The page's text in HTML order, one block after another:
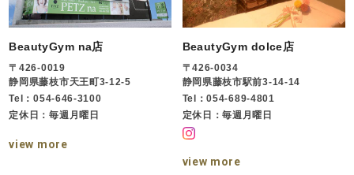
BeautyGym na店
〒426-0019
静岡県藤枝市天王町3-12-5
Tel：054-646-3100
定休日：毎週月曜日
view more
BeautyGym dolce店
〒426-0034
静岡県藤枝市駅前3-14-14
Tel：054-689-4801
定休日：毎週月曜日
view more